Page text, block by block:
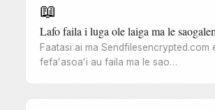
📖
Lafo faila i luga ole laiga ma le
Faatasi ai ma Sendfilesencrypted.com
fefaʻasoaʻi au faila ma le sao…